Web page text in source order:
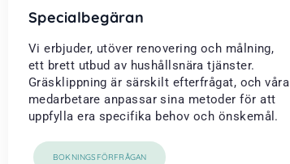
Specialbegäran
Vi erbjuder, utöver renovering och målning,
ett brett utbud av hushållsnära tjänster.
Gräsklippning är särskilt efterfrågat, och våra
medarbetare anpassar sina metoder för att
uppfylla era specifika behov och önskemål.
BOKNINGSFÖRFRÅGAN